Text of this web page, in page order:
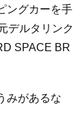
ングカーを手
デルタリンク
SPACE BR
みがあるな